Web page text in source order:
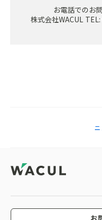
お電話でのお
株式会社WACUL